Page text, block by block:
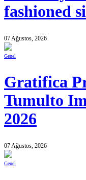
fashioned
07 Ağustos, 2026
Genel
Gratifica
Tumulto
2026
07 Ağustos, 2026
Genel